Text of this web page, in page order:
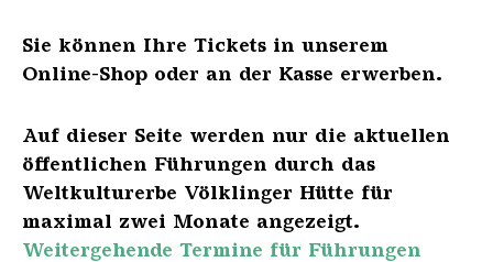
Sie können Ihre Tickets in unserem
Online-Shop oder an der Kasse erwerben.
Auf dieser Seite werden nur die aktuellen
öffentlichen Führungen durch das
Weltkulturerbe Völklinger Hütte für
maximal zwei Monate angezeigt.
Weitergehende Termine für Führungen